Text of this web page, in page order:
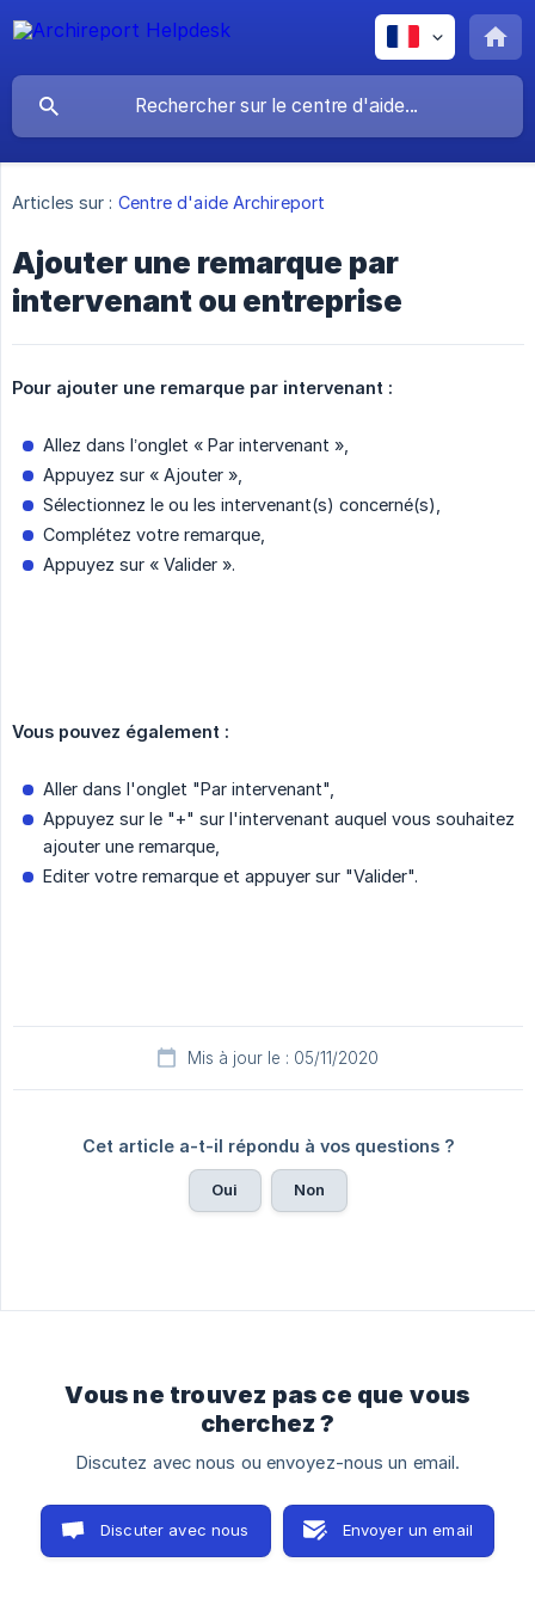
Articles sur : Centre d'aide Archireport
Ajouter une remarque par
intervenant ou entreprise
Pour ajouter une remarque par intervenant :
Allez dans l’onglet « Par intervenant »,
Appuyez sur « Ajouter »,
Sélectionnez le ou les intervenant(s) concerné(s),
Complétez votre remarque,
Appuyez sur « Valider ».
Vous pouvez également :
Aller dans l'onglet "Par intervenant",
Appuyez sur le "+" sur l'intervenant auquel vous souhaitez
ajouter une remarque,
Editer votre remarque et appuyer sur "Valider".
Mis à jour le : 05/11/2020
Cet article a-t-il répondu à vos questions ?
Oui Non
Vous ne trouvez pas ce que vous
cherchez ?
Discutez avec nous ou envoyez-nous un email.
Discuter avec nous Envoyer un email